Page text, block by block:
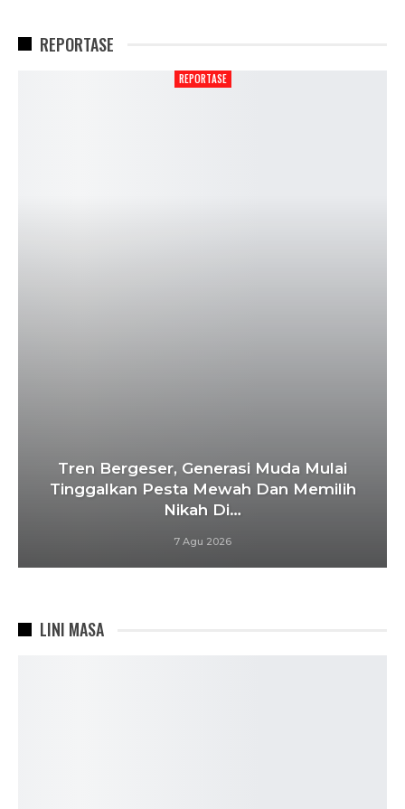
REPORTASE
REPORTASE
Tren Bergeser, Generasi Muda Mulai
Tinggalkan Pesta Mewah Dan Memilih
Nikah Di…
7 Agu 2026
LINI MASA